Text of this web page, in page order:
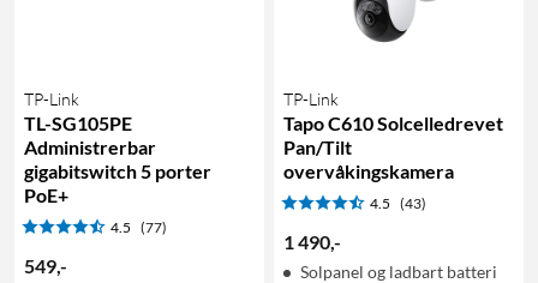
TP-Link
TL-SG105PE
Administrerbar
gigabitswitch 5 porter
PoE+
4.5 (77)
549,-
TP-Link
Tapo C610 Solcelledrevet
Pan/Tilt
overvåkingskamera
4.5 (43)
1 490,-
Solpanel og ladbart batteri